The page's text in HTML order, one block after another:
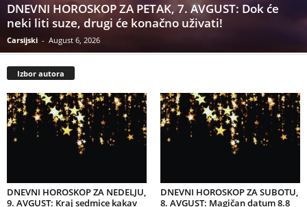
DNEVNI HOROSKOP ZA PETAK, 7. AVGUST: Dok će
neki liti suze, drugi će konačno uživati!
Carsijski - August 6, 2026
Izbor autora
DNEVNI HOROSKOP ZA NEDELJU,
9. AVGUST: Kraj sedmice kakav
DNEVNI HOROSKOP ZA SUBOTU,
8. AVGUST: Magičan datum 8.8